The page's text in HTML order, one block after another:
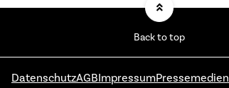
Back to top
DatenschutzAGBImpressumPressemedien